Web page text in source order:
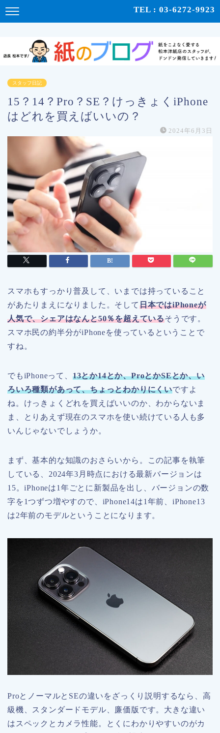
TEL : 03-6272-9923
スタッフ日記
15？14？Pro？SE？けっきょくiPhone
はどれを買えばいいの？
2024年6月3日
スマホもすっかり普及して、いまでは持っていること
があたりまえになりました。そして日本ではiPhoneが
人気で、シェアはなんと50％を超えているそうです。
スマホ民の約半分がiPhoneを使っているということで
すね。
でもiPhoneって、 13とか14とか、ProとかSEとか、い
ろいろ種類があって、ちょっとわかりにくいですよ
ね。けっきょくどれを買えばいいのか、わからないま
ま、とりあえず現在のスマホを使い続けている人も多
いんじゃないでしょうか。
まず、基本的な知識のおさらいから。この記事を執筆
している、2024年3月時点における最新バージョンは
15。iPhoneは1年ごとに新製品を出し、バージョンの数
字を1つずつ増やすので、iPhone14は1年前、iPhone13
は2年前のモデルということになります。
ProとノーマルとSEの違いをざっくり説明するなら、高
級機、スタンダードモデル、廉価版です。大きな違い
はスペックとカメラ性能。とくにわかりやすいのがカ